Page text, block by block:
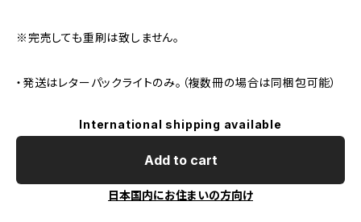
※完売しても重刷は致しません。
・発送はレターパックライトのみ。（複数冊の場合は同梱包可能）
International shipping available
Add to cart
日本国内にお住まいの方向け